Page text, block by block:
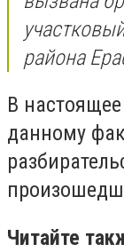
района
В
данному
Читайте